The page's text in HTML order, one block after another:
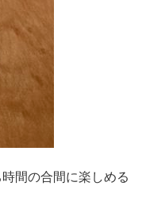
間の合間に楽しめる